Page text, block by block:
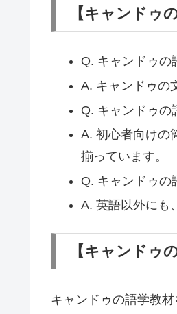
【キャンドゥ
Q. キャンドゥの
A. キャンドゥの
Q. キャンドゥの
A. 初心者向けの
揃っています。
Q. キャンドゥの
A. 英語以外にも
【キャンドゥ
キャンドゥの語学教